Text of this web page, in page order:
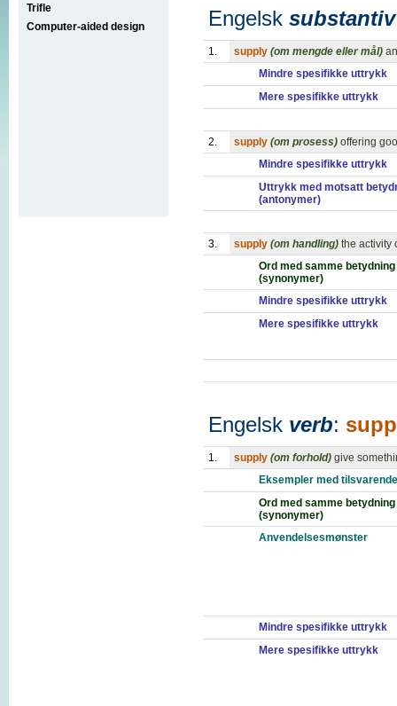
Trifle
Computer-aided design
Engelsk substantiv
1. supply (om mengde eller mål)
Mindre spesifikke uttrykk
Mere spesifikke uttrykk
2. supply (om prosess) offering
Mindre spesifikke uttrykk
Uttrykk med motsatt
(antonymer)
3. supply (om handling) the activity
Ord med samme betydning
(synonymer)
Mindre spesifikke uttrykk
Mere spesifikke uttrykk
Engelsk verb:
1. supply (om forhold) give
Eksempler med
Ord med samme betydning
(synonymer)
Anvendelsesmønster
Mindre spesifikke uttrykk
Mere spesifikke uttrykk